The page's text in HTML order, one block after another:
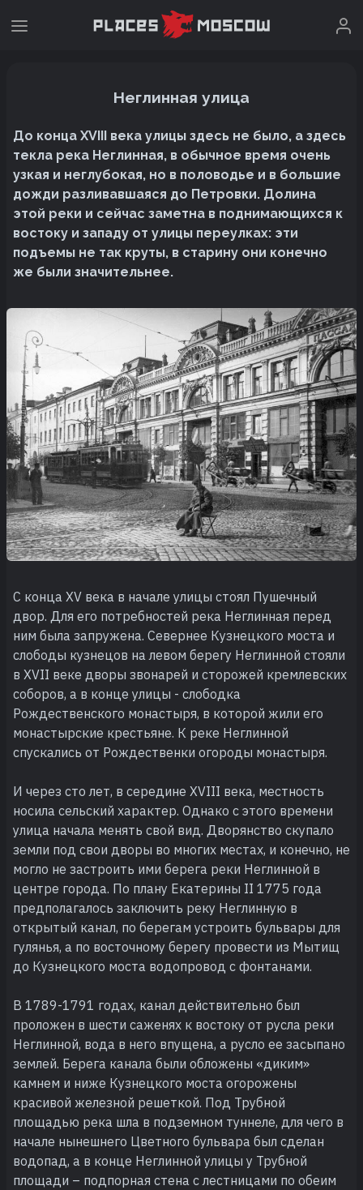
Неглинная улица
До конца XVIII века улицы здесь не было, а здесь
текла река Неглинная, в обычное время очень
узкая и неглубокая, но в половодье и в большие
дожди разливавшаяся до Петровки. Долина
этой реки и сейчас заметна в поднимающихся к
востоку и западу от улицы переулках: эти
подъемы не так круты, в старину они конечно
же были значительнее.
С конца XV века в начале улицы стоял Пушечный
двор. Для его потребностей река Неглинная перед
ним была запружена. Севернее Кузнецкого моста и
слободы кузнецов на левом берегу Неглинной стояли
в XVII веке дворы звонарей и сторожей кремлевских
соборов, а в конце улицы - слободка
Рождественского монастыря, в которой жили его
монастырские крестьяне. К реке Неглинной
спускались от Рождественки огороды монастыря.
И через сто лет, в середине XVIII века, местность
носила сельский характер. Однако с этого времени
улица начала менять свой вид. Дворянство скупало
земли под свои дворы во многих местах, и конечно, не
могло не застроить ими берега реки Неглинной в
центре города. По плану Екатерины II 1775 года
предполагалось заключить реку Неглинную в
открытый канал, по берегам устроить бульвары для
гулянья, а по восточному берегу провести из Мытищ
до Кузнецкого моста водопровод с фонтанами.
В 1789-1791 годах, канал действительно был
проложен в шести саженях к востоку от русла реки
Неглинной, вода в него впущена, а русло ее засыпано
землей. Берега канала были обложены «диким»
камнем и ниже Кузнецкого моста огорожены
красивой железной решеткой. Под Трубной
площадью река шла в подземном туннеле, для чего в
начале нынешнего Цветного бульвара был сделан
водопад, а в конце Неглинной улицы у Трубной
площади – подпорная стена с лестницами по обеим